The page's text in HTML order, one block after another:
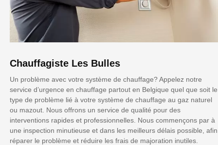
Chauffagiste Les Bulles
Un problème avec votre système de chauffage? Appelez notre
service d’urgence en chauffage partout en Belgique quel que soit le
type de problème lié à votre système de chauffage au gaz naturel
ou mazout. Nous offrons un service de qualité pour des
interventions rapides et professionnelles. Nous commençons par à
une inspection minutieuse et dans les meilleurs délais possible, afin
réparer le problème et réduire les frais de majoration inutiles.